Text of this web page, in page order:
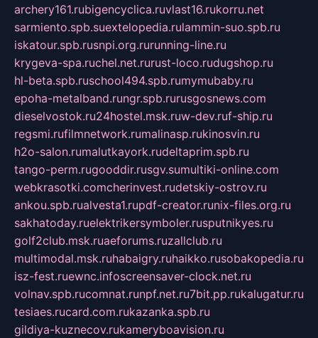
archery161.rubigencyclica.ruvlast16.rukorru.net
sarmiento.spb.suextelopedia.rulammin-suo.spb.ru
iskatour.spb.rusnpi.org.rurunning-line.ru
krygeva-spa.ruchel.net.rurust-loco.rudugshop.ru
hl-beta.spb.ruschool494.spb.rumymubaby.ru
epoha-metalband.rungr.spb.rurusgosnews.com
dieselvostok.ru24hostel.msk.ruw-dev.ruf-ship.ru
regsmi.rufilmnetwork.rumalinasp.rukinosvin.ru
h2o-salon.rumalutkayork.rudeltaprim.spb.ru
tango-perm.rugooddir.rusgv.sumultiki-online.com
webkrasotki.comcherinvest.rudetskiy-ostrov.ru
ankou.spb.rualvesta1.rupdf-creator.runix-files.org.ru
sakhatoday.ruelektrikersymboler.rusputnikyes.ru
golf2club.msk.ruaeforums.ruzallclub.ru
multimodal.msk.ruhabaigry.ruhaikko.rusobakopedia.ru
isz-fest.ruewnc.infoscreensaver-clock.net.ru
volnav.spb.rucomnat.runpf.net.ru7bit.pp.rukalugatur.ru
tesiaes.rucard.com.rukazanka.spb.ru
gildiya-kuznecov.rukameryboavision.ru